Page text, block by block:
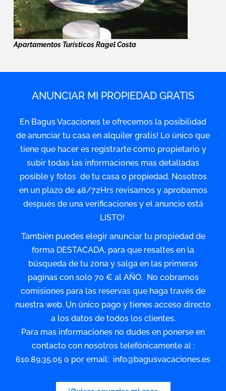
Apartamentos Turísticos Ragel Costa
ANUNCIAR MI PROPIEDAD GRATIS
En Bagus Vacaciones te ofrecemos la posibilidad
de anunciar tu casa en alquiler gratis! Lo único que
tiene que hacer es registrarte como propietario y
subir todas las informaciones mas detalladas
posible y fotos de tu casa o propiedad. Nosotros
en un plazo de 48/72Hrs revisamos y aprobamos
después de una verificaciones y el anuncio está
LISTO!
También puedes elegir anunciar tu propiedad de
forma DESTACADA, para que resaltes en la
búsqueda de tu zona y salga en las primeras
paginas con solo 70 € al AÑO. No cobramos
comisiones para las reservas que haga través de
nuestra web. Un único pago y tienes acceso directo
a los datos de todos los clientes.
Para mas informaciones no dudes en ponerse en
contacto con nosotros telefónicamente al :
610.89.35.05 o por email: info@bagusvacaciones.es